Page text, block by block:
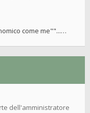
come me""...…
dell'amministratore